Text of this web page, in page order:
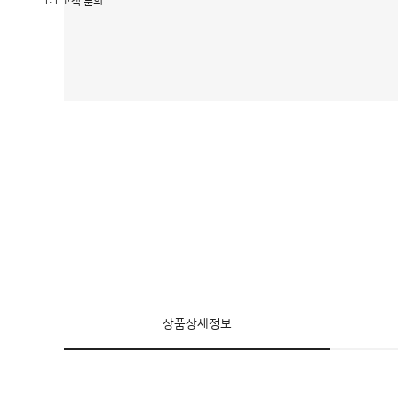
상품상세정보